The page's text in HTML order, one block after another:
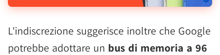
L'indiscrezione suggerisce inoltre che Google
potrebbe adottare un bus di memoria a 96